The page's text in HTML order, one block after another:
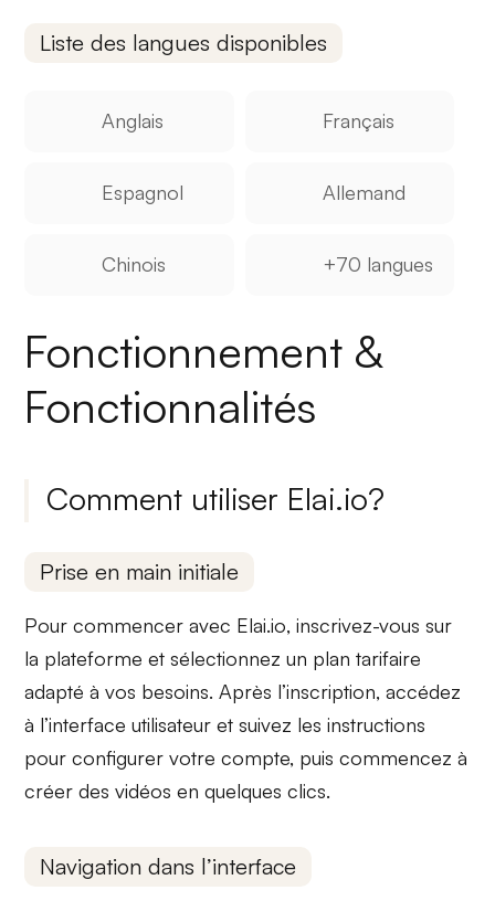
Liste des langues disponibles
Anglais Français
Espagnol Allemand
Chinois +70 langues
Fonctionnement &
Fonctionnalités
Comment utiliser Elai.io?
Prise en main initiale
Pour commencer avec Elai.io, inscrivez-vous sur
la plateforme et sélectionnez un plan tarifaire
adapté à vos besoins. Après l’inscription, accédez
à l’interface utilisateur et suivez les instructions
pour configurer votre compte, puis commencez à
créer des vidéos en quelques clics.
Navigation dans l’interface